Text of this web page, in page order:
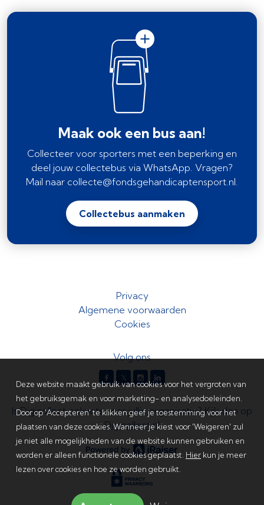
Maak ook een bus aan!
Collecteer voor sporters met een beperking en
deel jouw collectebus via WhatsApp. Vragen?
Mail naar collecte@fondsgehandicaptensport.nl.
Collectebus aanmaken
Privacy
Algemene voorwaarden
Cookies
Volg ons
𝕏
Is Digicollect ook iets voor jullie organisatie? Kijk dan op
Digicollect.nl
Deze website maakt gebruik van cookies voor het vergroten van
het gebruiksgemak en voor marketing- en analysedoeleinden.
Door op 'Accepteren' te klikken geef je toestemming voor het
plaatsen van deze cookies. Wanneer je kiest voor 'Weigeren' zul
je niet alle mogelijkheden van de website kunnen gebruiken en
worden er alleen functionele cookies geplaatst. Hier kun je meer
lezen over cookies en hoe ze worden gebruikt.